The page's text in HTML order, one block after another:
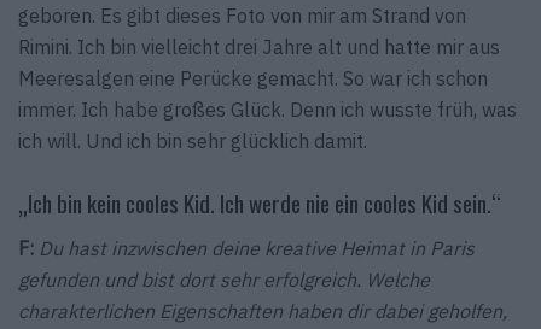
geboren. Es gibt dieses Foto von mir am Strand von
Rimini. Ich bin vielleicht drei Jahre alt und hatte mir aus
Meeresalgen eine Perücke gemacht. So war ich schon
immer. Ich habe großes Glück. Denn ich wusste früh, was
ich will. Und ich bin sehr glücklich damit.
„Ich bin kein cooles Kid. Ich werde nie ein cooles Kid sein.“
F: Du hast inzwischen deine kreative Heimat in Paris
gefunden und bist dort sehr erfolgreich. Welche
charakterlichen Eigenschaften haben dir dabei geholfen,